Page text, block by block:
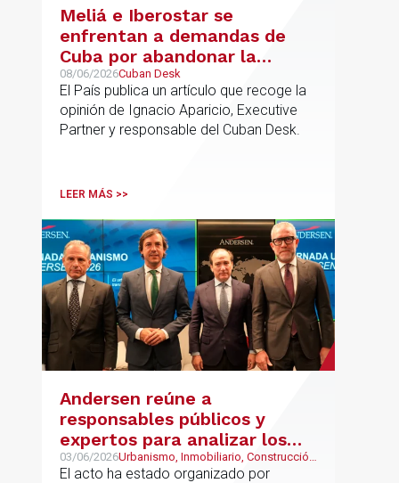
Meliá e Iberostar se
enfrentan a demandas de
Cuba por abandonar la
gestión de los hoteles
08/06/2026Cuban Desk
El País publica un artículo que recoge la
opinión de Ignacio Aparicio, Executive
Partner y responsable del Cuban Desk.
LEER MÁS >>
Andersen reúne a
responsables públicos y
expertos para analizar los
retos del urbanismo en
03/06/2026Urbanismo, Inmobiliario, Construcción
y Urbanismo
El acto ha estado organizado por